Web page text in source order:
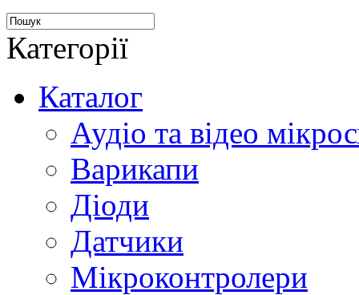
Категорії
Каталог
Аудіо та відео
Варикапи
Діоди
Датчики
Мікроконтролери